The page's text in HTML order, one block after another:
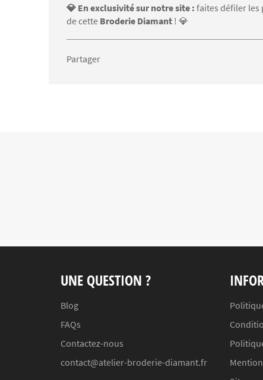
💎 En exclusivité sur notre site : faites défiler
de cette Broderie Diamant ! 💎
Partager
UNE QUESTION ?
Blog
FAQs
Contactez-nous
contact@atelier-broderie-diamant.fr